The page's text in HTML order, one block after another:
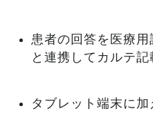
患者の回答を医療
と連携してカルテ
タブレット端末に